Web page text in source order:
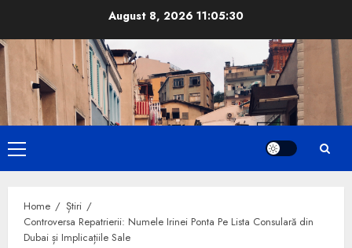
content
August 8, 202611:05:31
Primary
Menu
Home
Știri
Controversa Repatrierii: Numele Irinei Ponta Pe Lista Consulară din
Dubai și Implicațiile Sale